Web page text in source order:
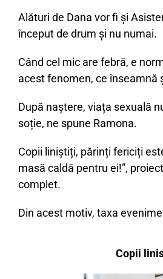
Alături de Dana vor fi și
început de drum și nu numai.
Când cel mic are febră, e
acest fenomen, ce înseamnă
După naștere, viața sexuală
soție, ne spune Ramona.
Copii liniștiți, părinți fericiți
masă caldă pentru ei!”,
complet.
Din acest motiv, taxa
Copii